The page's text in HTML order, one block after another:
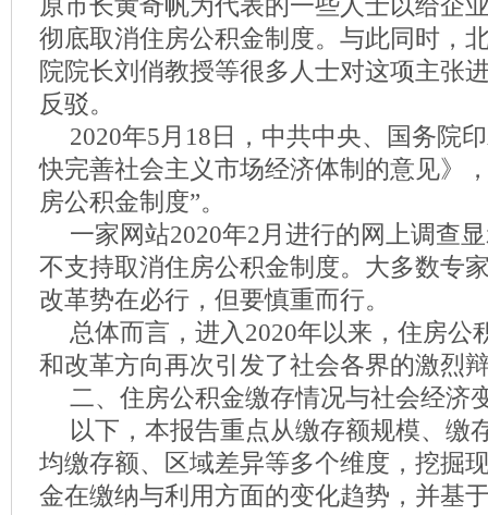
原市长黄奇帆为代表的一些人士以给企
彻底取消住房公积金制度。与此同时，
院院长刘俏教授等很多人士对这项主张
反驳。
2020年5月18日，中共中央、国务院
快完善社会主义市场经济体制的意见》
房公积金制度”。
一家网站2020年2月进行的网上调查
不支持取消住房公积金制度。大多数专
改革势在必行，但要慎重而行。
总体而言，进入2020年以来，住房公
和改革方向再次引发了社会各界的激烈
二、住房公积金缴存情况与社会经济
以下，本报告重点从缴存额规模、缴
均缴存额、区域差异等多个维度，挖掘
金在缴纳与利用方面的变化趋势，并基